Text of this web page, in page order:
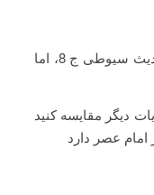
بعد از آن مجمع الزوائد هیثمی، فتح الباری ج 13 ، درالمنثور ج 4، جامع الاحادیث سیوطی ج 8، اما
دیگر مقایسه کنید
عصر دارد